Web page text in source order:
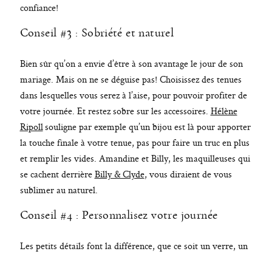
confiance!
Conseil #3 : Sobriété et naturel
Bien sûr qu’on a envie d’être à son avantage le jour de son
mariage. Mais on ne se déguise pas! Choisissez des tenues
dans lesquelles vous serez à l’aise, pour pouvoir profiter de
votre journée. Et restez sobre sur les accessoires. Hélène
Ripollsouligne par exemple qu’un bijou est là pour apporter
la touche finale à votre tenue, pas pour faire un truc en plus
et remplir les vides. Amandine et Billy, les maquilleuses qui
se cachent derrièreBilly & Clyde, vous diraient de vous
sublimer au naturel.
Conseil #4 : Personnalisez votre journée
Les petits détails font la différence, que ce soit un verre, un